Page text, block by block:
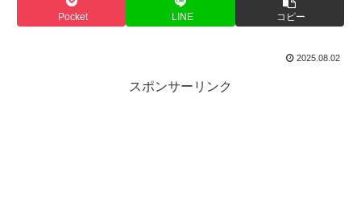
Pocket LINE コピー
2025.08.02
スポンサーリンク